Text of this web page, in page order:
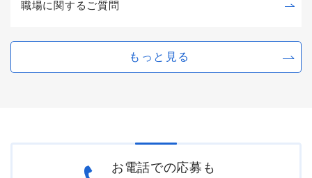
職場に関するご質問
もっと見る
お電話での応募も